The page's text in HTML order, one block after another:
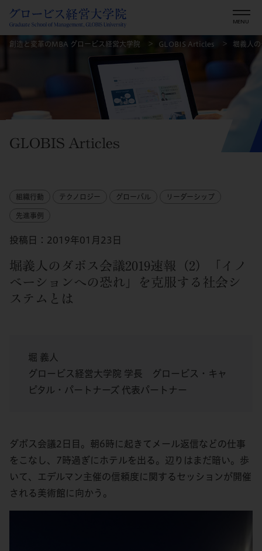
創造と変革のMBA グロービス経営大学院 GLOBIS Articles 堀義人
GLOBIS Articles
組織行動 テクノロジー グローバル リーダーシップ
先進事例
投稿日：2019年01月23日
堀義人のダボス会議2019速報（2）「イノ
ベーションへの恐れ」を克服する社会シ
ステムとは
堀 義人
グロービス経営大学院 学長 グロービス・キャ
ピタル・パートナーズ 代表パートナー
ダボス会議2日目。朝6時に起きてメール返信などの仕事
をこなし、7時過ぎにホテルを出る。辺りはまだ暗い。歩
いて、エデルマン主催の信頼度に関するセッションが開催
される美術館に向かう。